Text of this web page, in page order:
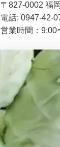
〒827-0002 福
電話: 0947-42-
営業時間：9:00